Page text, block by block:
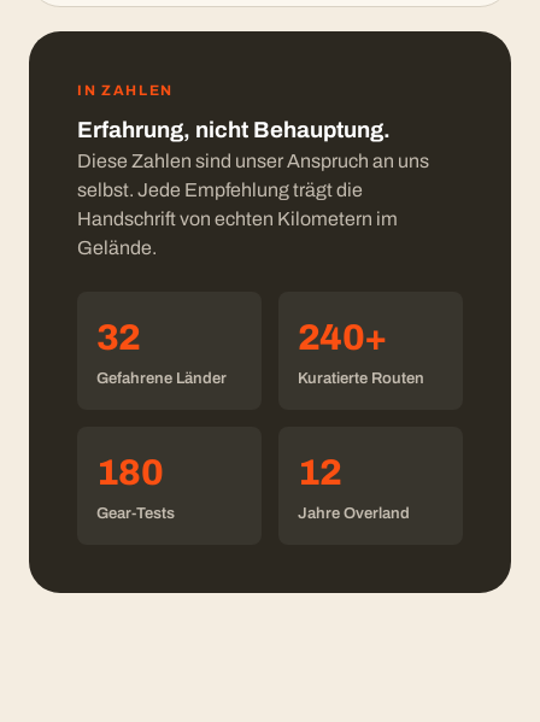
IN ZAHLEN
Erfahrung, nicht Behauptung.
Diese Zahlen sind unser Anspruch an uns
selbst. Jede Empfehlung trägt die
Handschrift von echten Kilometern im
Gelände.
32
Gefahrene Länder
240+
Kuratierte Routen
180
Gear-Tests
12
Jahre Overland